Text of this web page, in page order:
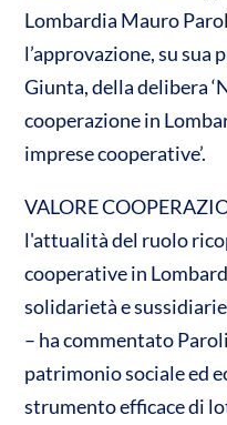
Lombardia Mauro
l’approvazione, su sua
Giunta, della delibera
cooperazione in
imprese cooperative’.
VALORE
l'attualità del ruolo
cooperative in
solidarietà e
– ha commentato
patrimonio sociale ed
strumento efficace di